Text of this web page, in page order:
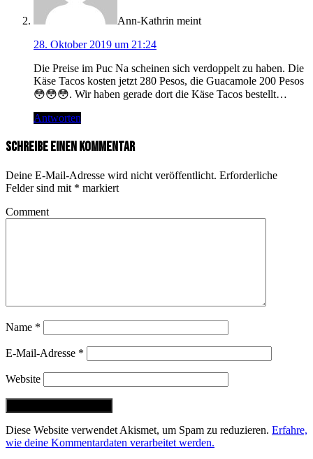
Ann-Kathrin meint
28. Oktober 2019 um 21:24
Die Preise im Puc Na scheinen sich verdoppelt zu haben. Die
Käse Tacos kosten jetzt 280 Pesos, die Guacamole 200 Pesos
😳😳😳. Wir haben gerade dort die Käse Tacos bestellt…
Antworten
Schreibe einen Kommentar
Deine E-Mail-Adresse wird nicht veröffentlicht. Erforderliche
Felder sind mit * markiert
Comment
Name *
E-Mail-Adresse *
Website
Diese Website verwendet Akismet, um Spam zu reduzieren. Erfahre,
wie deine Kommentardaten verarbeitet werden.